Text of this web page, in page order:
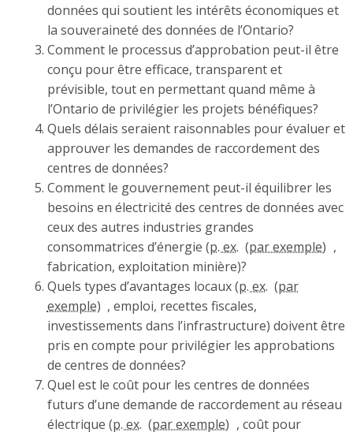
données qui soutient les intérêts économiques et
la souveraineté des données de l’Ontario?
Comment le processus d’approbation peut-il être
conçu pour être efficace, transparent et
prévisible, tout en permettant quand même à
l’Ontario de privilégier les projets bénéfiques?
Quels délais seraient raisonnables pour évaluer et
approuver les demandes de raccordement des
centres de données?
Comment le gouvernement peut-il équilibrer les
besoins en électricité des centres de données avec
ceux des autres industries grandes
consommatrices d’énergie (p. ex.
,
fabrication, exploitation minière)?
Quels types d’avantages locaux (p. ex.
, emploi, recettes fiscales,
investissements dans l’infrastructure) doivent être
pris en compte pour privilégier les approbations
de centres de données?
Quel est le coût pour les centres de données
futurs d’une demande de raccordement au réseau
électrique (p. ex.
, coût pour